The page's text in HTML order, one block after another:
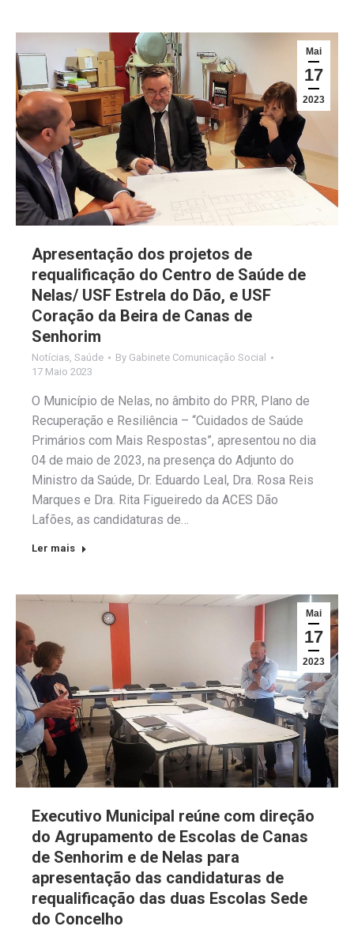
Mai
17
2023
Apresentação dos projetos de
requalificação do Centro de Saúde de
Nelas/ USF Estrela do Dão, e USF
Coração da Beira de Canas de
Senhorim
Notícias Saúde By Gabinete Comunicação Social
17 Maio 2023
O Município de Nelas, no âmbito do PRR, Plano de
Recuperação e Resiliência – “Cuidados de Saúde
Primários com Mais Respostas”, apresentou no dia
04 de maio de 2023, na presença do Adjunto do
Ministro da Saúde, Dr. Eduardo Leal, Dra. Rosa Reis
Marques e Dra. Rita Figueiredo da ACES Dão
Lafões, as candidaturas de…
Ler mais
Mai
17
2023
Executivo Municipal reúne com direção
do Agrupamento de Escolas de Canas
de Senhorim e de Nelas para
apresentação das candidaturas de
requalificação das duas Escolas Sede
do Concelho